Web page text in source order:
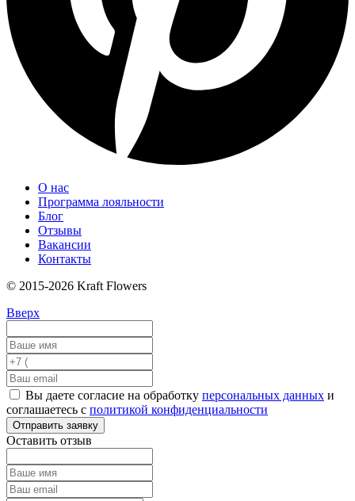
О нас
Программа лояльности
Блог
Отзывы
Вакансии
Контакты
© 2015-2026 Kraft Flowers
Вверх
Вы даете согласие на обработку персональных данных и
соглашаетесь с политикой конфиденциальности
Отправить заявку
Оставить отзыв